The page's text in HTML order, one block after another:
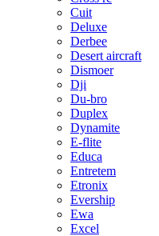
Cuit
Deluxe
Derbee
Desert aircraft
Dismoer
Dji
Du-bro
Duplex
Dynamite
E-flite
Educa
Entretem
Etronix
Evership
Ewa
Excel